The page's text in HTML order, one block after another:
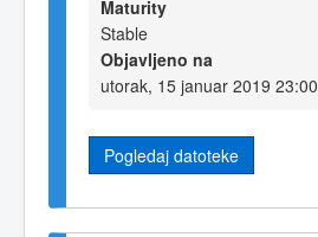
Maturity
Stable
Objavljeno na
utorak, 15 januar 2019 23:00
Pogledaj datoteke